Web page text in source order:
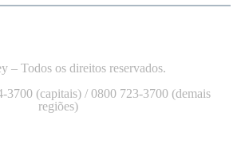
– Todos os direitos reservados.
3700 (capitais) / 0800 723-3700 (demais
regiões)